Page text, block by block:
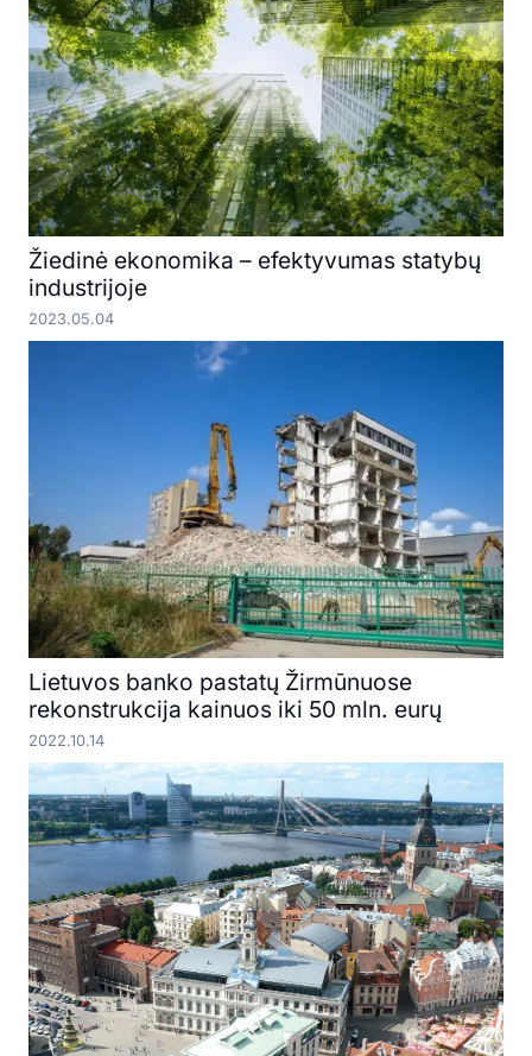
Žiedinė ekonomika – efektyvumas statybų
industrijoje
2023.05.04
Lietuvos banko pastatų Žirmūnuose
rekonstrukcija kainuos iki 50 mln. eurų
2022.10.14